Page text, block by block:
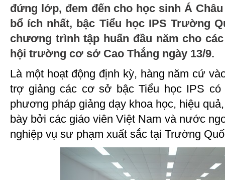
đứng lớp, đem đến cho học sinh Á
bổ ích nhất, bậc Tiểu học IPS Trường
chương trình tập huấn đầu năm cho
hội trường cơ sở Cao Thắng ngày 13/9.
Là một hoạt động định kỳ, hàng năm cứ
trợ giảng các cơ sở bậc Tiểu học IPS
phương pháp giảng dạy khoa học, hiệu
bày bởi các giáo viên Việt Nam và nước
nghiệp vụ sư phạm xuất sắc tại Trường